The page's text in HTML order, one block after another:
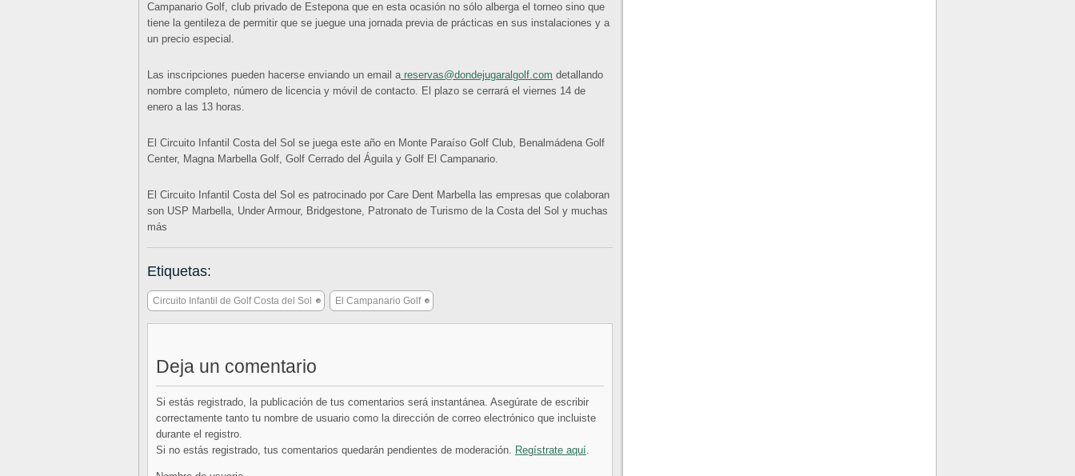
Campanario Golf, club privado de Estepona que en esta ocasión no sólo alberga el torneo sino que
tiene la gentileza de permitir que se juegue una jornada previa de prácticas en sus instalaciones y a
un precio especial.
Las inscripciones pueden hacerse enviando un email areservas@dondejugaralgolf.com detallando
nombre completo, número de licencia y móvil de contacto. El plazo se cerrará el viernes 14 de
enero a las 13 horas.
El Circuito Infantil Costa del Sol se juega este año en Monte Paraíso Golf Club, Benalmádena Golf
Center, Magna Marbella Golf, Golf Cerrado del Águila y Golf El Campanario.
El Circuito Infantil Costa del Sol es patrocinado por Care Dent Marbella las empresas que colaboran
son USP Marbella, Under Armour, Bridgestone, Patronato de Turismo de la Costa del Sol y muchas
más
Etiquetas:
Circuito Infantil de Golf Costa del Sol El Campanario Golf
Deja un comentario
Si estás registrado, la publicación de tus comentarios será instantánea. Asegúrate de escribir
correctamente tanto tu nombre de usuario como la dirección de correo electrónico que incluiste
durante el registro.
Si no estás registrado, tus comentarios quedarán pendientes de moderación. Regístrate aquí.